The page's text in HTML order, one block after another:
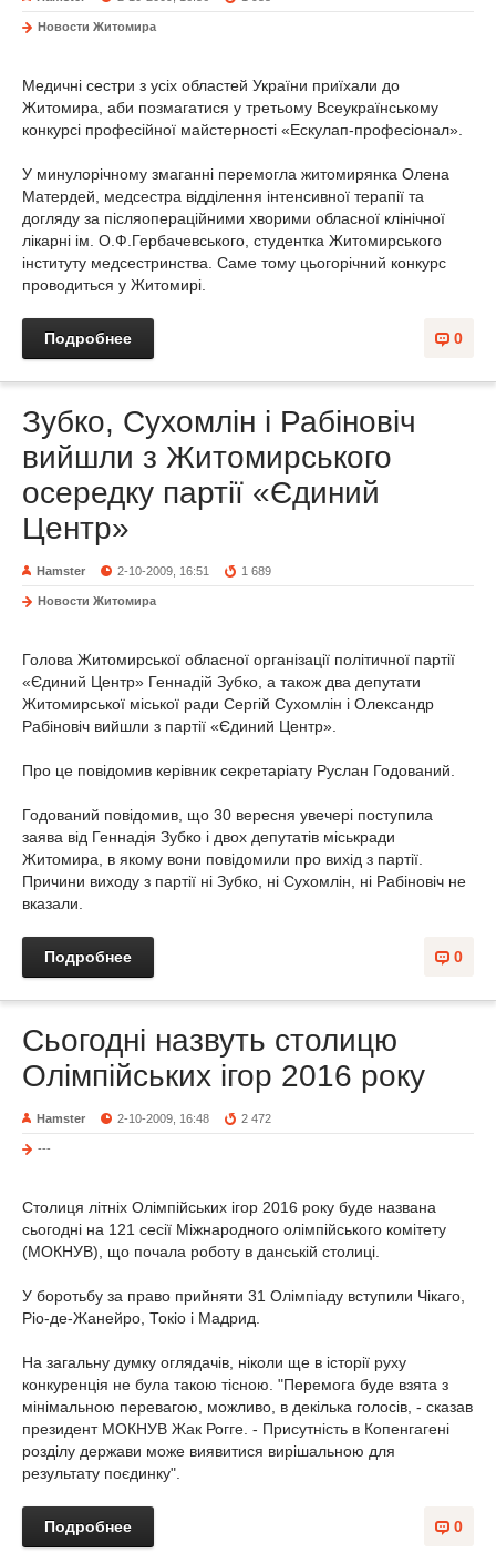
Новости Житомира
Медичні сестри з усіх областей України приїхали до
Житомира, аби позмагатися у третьому Всеукраїнському
конкурсі професійної майстерності «Ескулап-професіонал».
У минулорічному змаганні перемогла житомирянка Олена
Матердей, медсестра відділення інтенсивної терапії та
догляду за післяопераційними хворими обласної клінічної
лікарні ім. О.Ф.Гербачевського, студентка Житомирського
інституту медсестринства. Саме тому цьогорічний конкурс
проводиться у Житомирі.
0
Подробнее
Зубко, Сухомлін і Рабіновіч
вийшли з Житомирського
осередку партії «Єдиний
Центр»
Hamster 2-10-2009, 16:51 1 689
Новости Житомира
Голова Житомирської обласної організації політичної партії
«Єдиний Центр» Геннадій Зубко, а також два депутати
Житомирської міської ради Сергій Сухомлін і Олександр
Рабіновіч вийшли з партії «Єдиний Центр».
Про це повідомив керівник секретаріату Руслан Годований.
Годований повідомив, що 30 вересня увечері поступила
заява від Геннадія Зубко і двох депутатів міськради
Житомира, в якому вони повідомили про вихід з партії.
Причини виходу з партії ні Зубко, ні Сухомлін, ні Рабіновіч не
вказали.
0
Подробнее
Сьогодні назвуть столицю
Олімпійських ігор 2016 року
Hamster 2-10-2009, 16:48 2 472
---
Столиця літніх Олімпійських ігор 2016 року буде названа
сьогодні на 121 сесії Міжнародного олімпійського комітету
(МОКНУВ), що почала роботу в данській столиці.
У боротьбу за право прийняти 31 Олімпіаду вступили Чікаго,
Ріо-де-Жанейро, Токіо і Мадрид.
На загальну думку оглядачів, ніколи ще в історії руху
конкуренція не була такою тісною. "Перемога буде взята з
мінімальною перевагою, можливо, в декілька голосів, - сказав
президент МОКНУВ Жак Рогге. - Присутність в Копенгагені
розділу держави може виявитися вирішальною для
результату поєдинку".
0
Подробнее